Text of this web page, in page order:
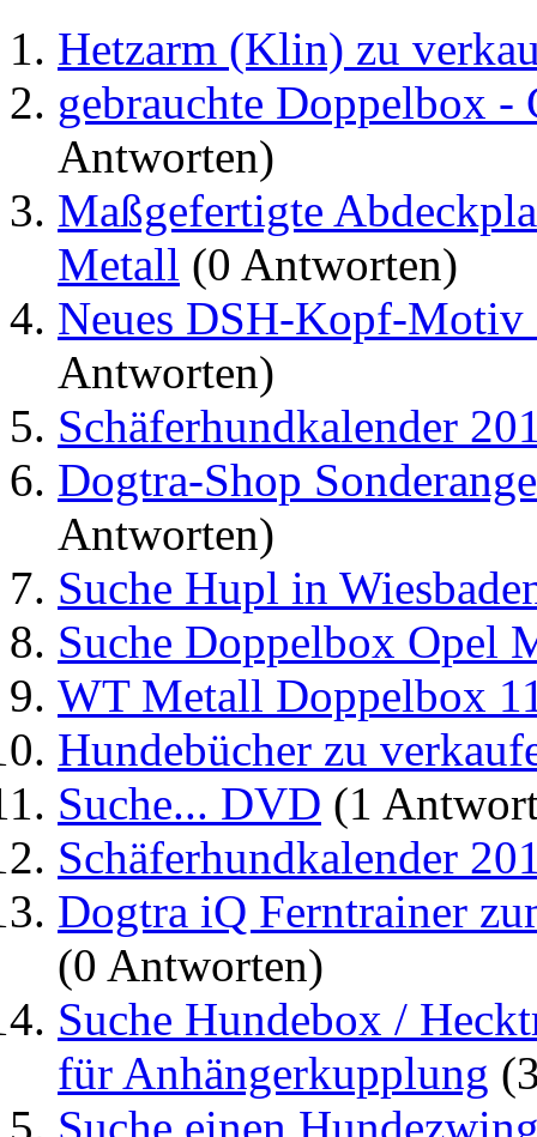
Hetzarm (Klin) zu
gebrauchte Doppelbox
Antworten)
Maßgefertigte
Metall (0 Antworten)
Neues DSH-Kopf-Motiv
Antworten)
Schäferhundkalender
Dogtra-Shop
Antworten)
Suche Hupl in
Suche Doppelbox Opel
WT Metall Doppelbox
Hundebücher zu
Suche... DVD (1
Schäferhundkalender
Dogtra iQ Ferntrainer
(0 Antworten)
Suche Hundebox /
für Anhängerkupplung